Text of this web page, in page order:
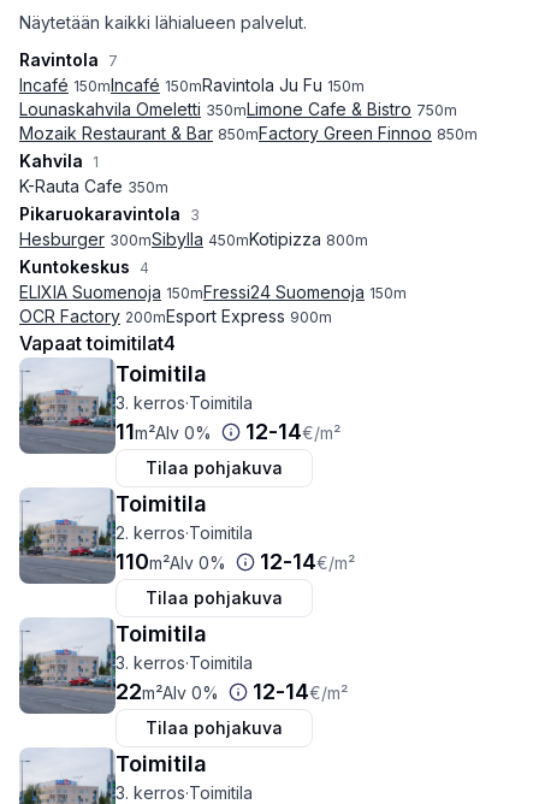
Näytetään kaikki lähialueen palvelut.
Ravintola
7
Incafé 150mIncafé 150mRavintola Ju Fu 150m
Lounaskahvila Omeletti 350mLimone Cafe & Bistro 750m
Mozaik Restaurant & Bar 850mFactory Green Finnoo 850m
Kahvila 1
K-Rauta Cafe 350m
Pikaruokaravintola 3
Hesburger 300mSibylla 450mKotipizza 800m
Kuntokeskus 4
ELIXIA Suomenoja 150mFressi24 Suomenoja 150m
OCR Factory 200mEsport Express 900m
Vapaat toimitilat4
Toimitila
3. kerros·Toimitila
11m²Alv 0% 12-14€/m²
Tilaa pohjakuva
Toimitila
2. kerros·Toimitila
110m²Alv 0% 12-14€/m²
Tilaa pohjakuva
Toimitila
3. kerros·Toimitila
22m²Alv 0% 12-14€/m²
Tilaa pohjakuva
Toimitila
3. kerros·Toimitila